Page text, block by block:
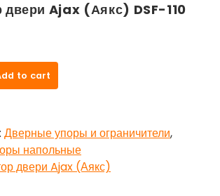
двери Ajax (Аякс) DSF-110
to cart
Дверные упоры и ограничители,
напольные
двери Ajax (Аякс)